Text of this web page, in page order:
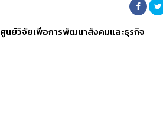
นย์วิจัยเพื่อการพัฒนาสังคมและธุรกิจ